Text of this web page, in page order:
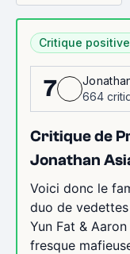
Critique
7
664
Critique de
Jonathan
Voici donc le
duo de
Yun Fat &
fresque